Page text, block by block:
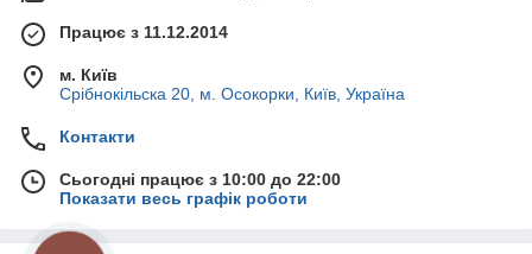
Працює з 11.12.2014
м. Київ
Срібнокільска 20, м. Осокорки, Київ, Україна
Контакти
Сьогодні працює з 10:00 до 22:00
Показати весь графік роботи